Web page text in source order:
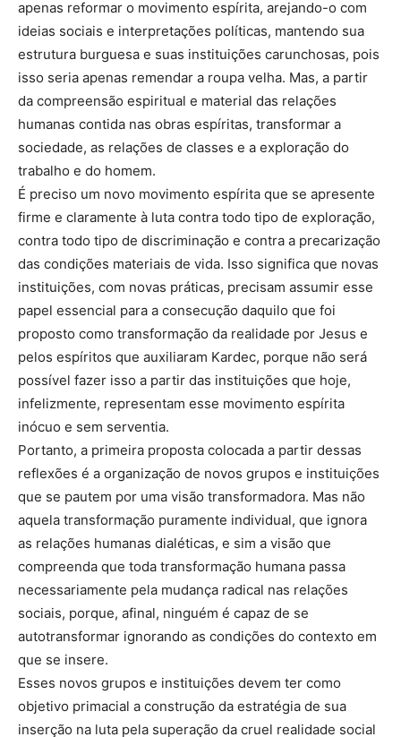
apenas reformar o movimento espírita, arejando-o com
ideias sociais e interpretações políticas, mantendo sua
estrutura burguesa e suas instituições carunchosas, pois
isso seria apenas remendar a roupa velha. Mas, a partir
da compreensão espiritual e material das relações
humanas contida nas obras espíritas, transformar a
sociedade, as relações de classes e a exploração do
trabalho e do homem.
É preciso um novo movimento espírita que se apresente
firme e claramente à luta contra todo tipo de exploração,
contra todo tipo de discriminação e contra a precarização
das condições materiais de vida. Isso significa que novas
instituições, com novas práticas, precisam assumir esse
papel essencial para a consecução daquilo que foi
proposto como transformação da realidade por Jesus e
pelos espíritos que auxiliaram Kardec, porque não será
possível fazer isso a partir das instituições que hoje,
infelizmente, representam esse movimento espírita
inócuo e sem serventia.
Portanto, a primeira proposta colocada a partir dessas
reflexões é a organização de novos grupos e instituições
que se pautem por uma visão transformadora. Mas não
aquela transformação puramente individual, que ignora
as relações humanas dialéticas, e sim a visão que
compreenda que toda transformação humana passa
necessariamente pela mudança radical nas relações
sociais, porque, afinal, ninguém é capaz de se
autotransformar ignorando as condições do contexto em
que se insere.
Esses novos grupos e instituições devem ter como
objetivo primacial a construção da estratégia de sua
inserção na luta pela superação da cruel realidade social